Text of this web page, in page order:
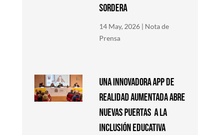
SORDERA
14 May, 2026 | Nota de
Prensa
Una innovadora app de
Realidad Aumentada abre
nuevas puertas a la
inclusión educativa